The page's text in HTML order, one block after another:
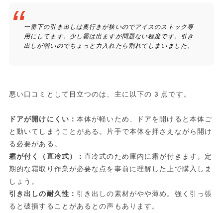
一番下の引き出しは奥行きが狭いのでアイスのストック専
用にしてます。少し霜は出ますが問題ない程度です。引き
出しが弱いのでちょっと力入れたら割れてしまいました。
悪い口コミとして目立つのは、主に以下の3点です。
ドアが開けにくい：本体が軽いため、ドアを開けると本体ご
と動いてしまうことがある。片手で本体を押さえながら開け
る必要がある。
霜が付く（直冷式）：直冷式のため庫内に霜が付きます。定
期的な霜取り作業が必要な点を事前に理解した上で購入しま
しょう。
引き出しの耐久性： 引き出しの素材がやや薄め。強く引っ張
ると破損することがあるとの声もあります。